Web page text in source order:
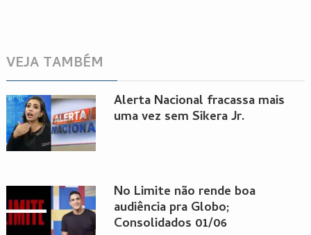
VEJA TAMBÉM
Alerta Nacional fracassa mais
uma vez sem Sikera Jr.
No Limite não rende boa
audiência pra Globo;
Consolidados 01/06